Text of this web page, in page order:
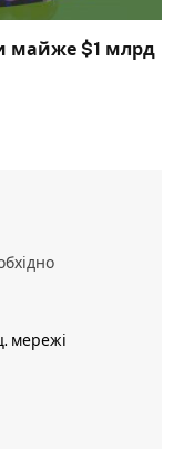
майже $1 млрд
мережі